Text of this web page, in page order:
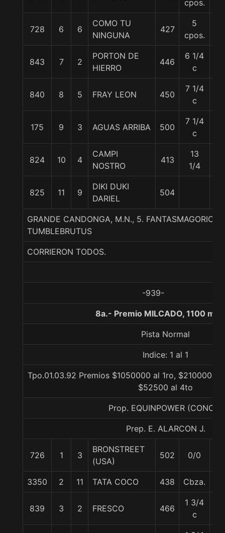
cpos.
728 6 6
COMO TU
NINGUNA
427
5
cpos.
843 7 2
PORTON DE
HIERRO
446
6 1/4
c
840 8 5 FRAY LEON 450
7 1/4
c
175 9 3 AGUAS ARRIBA 500
7 1/4
c
824 10 4
CAMPI
NOSTRO
413
13
1/4
825 11 9
DIKI DUKI
DARIEL
504
GRANDE CANDONGA, M.N., 5.
TUMBLEBRUTUS
CORRIERON TODOS.
-939-
8a.- Premio MILCADO, 1100
Pista Normal
Indice: 1 al 1
Tpo.01.03.92 Premios $1050000 al 1ro, $210000
$52500 al 4to
Prop. EQUINPOWER (CONCE)
Prep. E. ALARCON J.
726 1 3
BRONSTREET
(USA)
502 0/0
3350 2 11 TATA COCO 438 Cbza.
839 3 2 FRESCO 466
1 3/4
c